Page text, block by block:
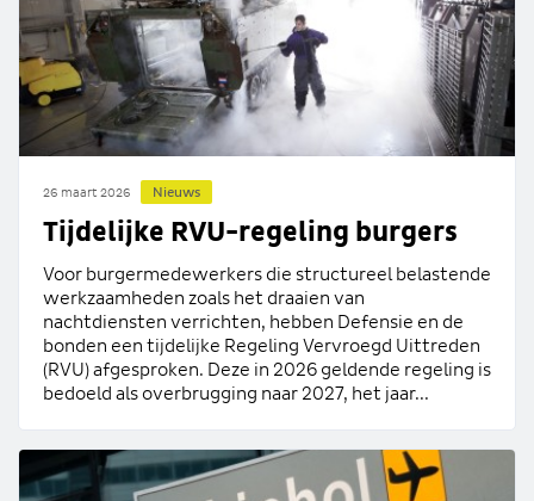
26 maart 2026 Nieuws
Tijdelijke RVU-regeling burgers
Voor burgermedewerkers die structureel belastende
werkzaamheden zoals het draaien van
nachtdiensten verrichten, hebben Defensie en de
bonden een tijdelijke Regeling Vervroegd Uittreden
(RVU) afgesproken. Deze in 2026 geldende regeling is
bedoeld als overbrugging naar 2027, het jaar...